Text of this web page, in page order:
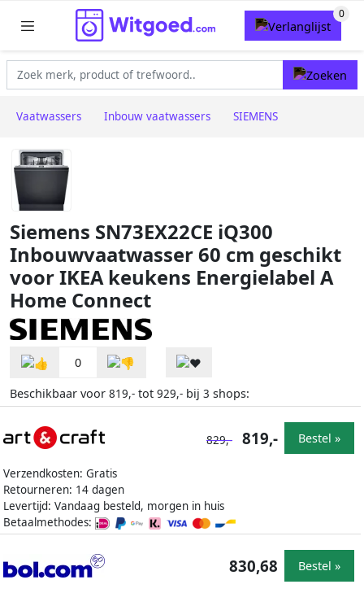
Vaatwassers Inbouw vaatwassers SIEMENS
Siemens SN73EX22CE iQ300
Inbouwvaatwasser 60 cm geschikt
voor IKEA keukens Energielabel A
Home Connect
0
Beschikbaar voor 819,- tot 929,- bij 3 shops:
Verzendkosten: Gratis
Retourneren: 14 dagen
Levertijd: Vandaag besteld, morgen in huis
Betaalmethodes:
829,- 819,- Bestel »
830,68 Bestel »